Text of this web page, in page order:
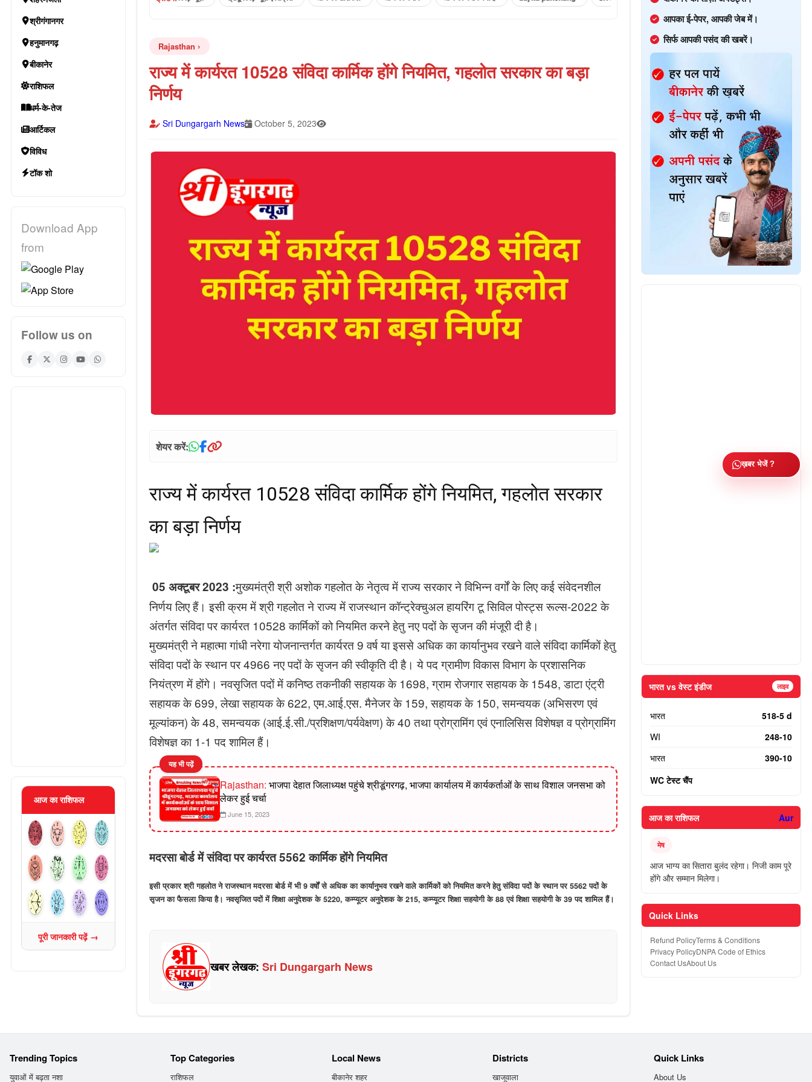
श्रीगंगानगर
हनुमानगढ़
बीकानेर
राशिफल
धर्म-के-तेज
आर्टिकल
विविध
टॉक शो
Download App
from
Follow us on
आज का राशिफल
पूरी जानकारी पढ़ें →
Rajasthan
राज्य में कार्यरत 10528 संविदा कार्मिक होंगे नियमित, गहलोत सरकार का बड़ा
निर्णय
Sri Dungargarh News October 5, 2023
शेयर करें:
राज्य में कार्यरत 10528 संविदा कार्मिक होंगे नियमित, गहलोत सरकार
का बड़ा निर्णय
05 अक्टूबर 2023 :मुख्यमंत्री श्री अशोक गहलोत के नेतृत्व में राज्य सरकार ने विभिन्न वर्गों के लिए कई संवेदनशील
निर्णय लिए हैं। इसी क्रम में श्री गहलोत ने राज्य में राजस्थान कॉन्ट्रेक्चुअल हायरिंग टू सिविल पोस्ट्स रूल्स-2022 के
अंतर्गत संविदा पर कार्यरत 10528 कार्मिकों को नियमित करने हेतु नए पदों के सृजन की मंजूरी दी है।
मुख्यमंत्री ने महात्मा गांधी नरेगा योजनान्तर्गत कार्यरत 9 वर्ष या इससे अधिक का कार्यानुभव रखने वाले संविदा कार्मिकों हेतु
संविदा पदों के स्थान पर 4966 नए पदों के सृजन की स्वीकृति दी है। ये पद ग्रामीण विकास विभाग के प्रशासनिक
नियंत्रण में होंगे। नवसृजित पदों में कनिष्ठ तकनीकी सहायक के 1698, ग्राम रोजगार सहायक के 1548, डाटा एंट्री
सहायक के 699, लेखा सहायक के 622, एम.आई.एस. मैनेजर के 159, सहायक के 150, समन्वयक (अभिसरण एवं
मूल्यांकन) के 48, समन्वयक (आई.ई.सी./प्रशिक्षण/पर्यवेक्षण) के 40 तथा प्रोग्रामिंग एवं एनालिसिस विशेषज्ञ व प्रोग्रामिंग
विशेषज्ञ का 1-1 पद शामिल हैं।
यह भी पढ़ें
Rajasthan: भाजपा देहात जिलाध्यक्ष पहुंचे श्रीडूंगरगढ़, भाजपा कार्यालय में कार्यकर्ताओं के साथ विशाल जनसभा को
लेकर हुई चर्चा
June 15, 2023
मदरसा बोर्ड में संविदा पर कार्यरत 5562 कार्मिक होंगे नियमित
इसी प्रकार श्री गहलोत ने राजस्थान मदरसा बोर्ड में भी 9 वर्षों से अधिक का कार्यानुभव रखने वाले कार्मिकों को नियमित करने हेतु संविदा पदों के स्थान पर 5562 पदों के
सृजन का फैसला किया है। नवसृजित पदों में शिक्षा अनुदेशक के 5220, कम्प्यूटर अनुदेशक के 215, कम्प्यूटर शिक्षा सहयोगी के 88 एवं शिक्षा सहयोगी के 39 पद शामिल हैं।
खबर लेखक: Sri Dungargarh News
आपका ई-पेपर, आपकी जेब में।
सिर्फ आपकी पसंद की खबरें।
भारत vs वेस्ट इंडीज लाइव
भारत
518-5 d
WI
248-10
भारत
390-10
WC टेस्ट चैंप
आज का राशिफल Aur
मेष
आज भाग्य का सितारा बुलंद रहेगा। निजी काम पूरे
होंगे और सम्मान मिलेगा।
Quick Links
Refund PolicyTerms & Conditions
Privacy PolicyDNPA Code of Ethics
Contact UsAbout Us
Trending Topics
युवाओं में बढ़ता नशा
Top Categories
राशिफल
Local News
बीकानेर शहर
Districts
खाजूवाला
Quick Links
About Us
ख़बर भेजें ?